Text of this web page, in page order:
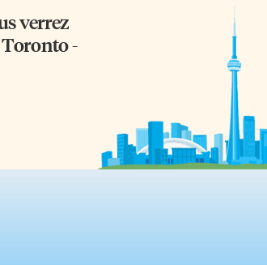
verrez
-